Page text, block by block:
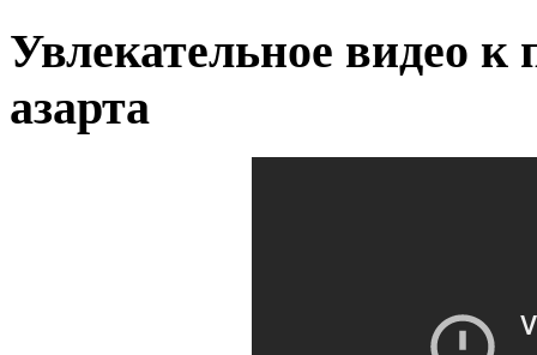
Увлекательное видео
азарта